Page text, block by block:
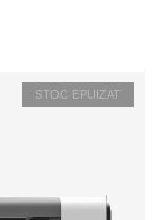
STOC EPUIZAT